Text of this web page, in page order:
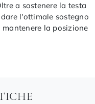
a sostenere la testa
l'ottimale sostegno
la posizione